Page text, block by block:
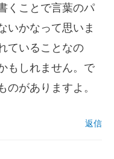
くことで言葉のパ
いかなって思いま
ていることなの
もしれません。で
のがありますよ。
返信